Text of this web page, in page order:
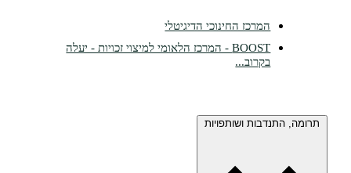
המרכז החינוכי הדיגיטלי
BOOST - המרכז הלאומי למיצוי זכויות - יעלה
בקרוב...
תרומה, התנדבות ושותפויות